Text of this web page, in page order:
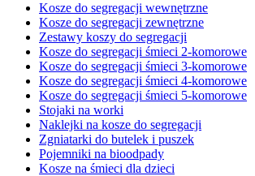
Kosze do segregacji wewnętrzne
Kosze do segregacji zewnętrzne
Zestawy koszy do segregacji
Kosze do segregacji śmieci 2-komorowe
Kosze do segregacji śmieci 3-komorowe
Kosze do segregacji śmieci 4-komorowe
Kosze do segregacji śmieci 5-komorowe
Stojaki na worki
Naklejki na kosze do segregacji
Zgniatarki do butelek i puszek
Pojemniki na bioodpady
Kosze na śmieci dla dzieci